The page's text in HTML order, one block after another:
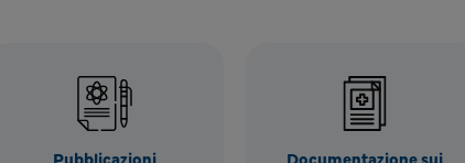
Pubblicazioni
Documentazione sui